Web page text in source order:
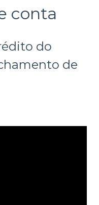
conta
do
de